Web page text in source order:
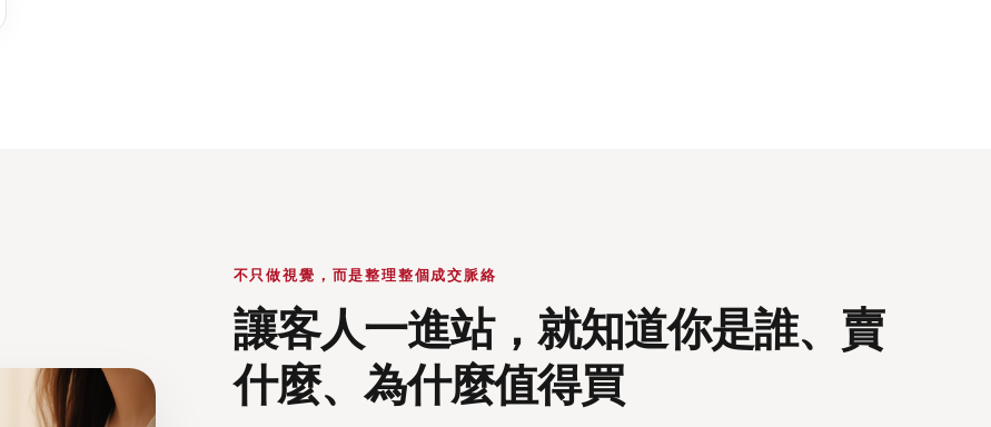
不只做視覺，而是整理整個成交脈絡
讓客人一進站，就知道你是誰、賣
什麼、為什麼值得買